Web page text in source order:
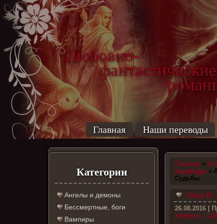
Любовно-
фантастические
Главная Наши переводы
Категории
Ангелы и демоны
Бессмертные, боги
Вампиры
Главная »
переводы »
Судьбы
Глава 39
26.08.2016 |
Хатчинс -